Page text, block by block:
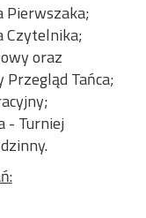
Pierwszaka;
Czytelnika;
oraz
Przegląd Tańca;
- Turniej